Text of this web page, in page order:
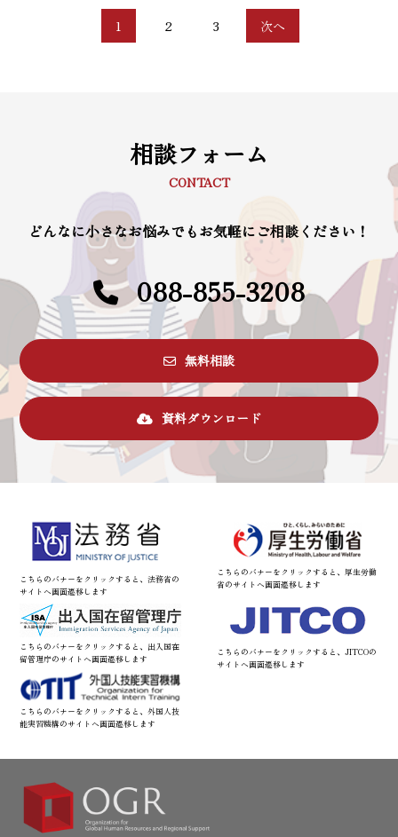
1 2 3 次へ
相談フォーム
CONTACT
どんなに小さなお悩みでもお気軽にご相談ください！
088-855-3208
無料相談
資料ダウンロード
こちらのバナーをクリックすると、法務省の
サイトへ画面遷移します
こちらのバナーをクリックすると、厚生労働
省のサイトへ画面遷移します
こちらのバナーをクリックすると、出入国在
留管理庁のサイトへ画面遷移します
こちらのバナーをクリックすると、JITCOの
サイトへ画面遷移します
こちらのバナーをクリックすると、外国人技
能実習機構のサイトへ画面遷移します